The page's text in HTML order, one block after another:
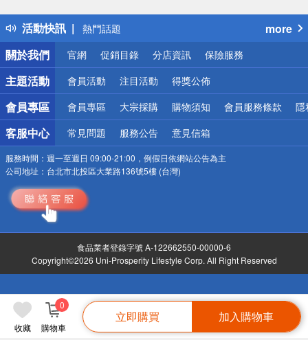
收藏 購物車
0
立即購買 加入購物車
活動快訊
得獎公告
熱門話題
銀行優惠
偏遠地區配送
詐騙網頁！請小心！
more
關於我們
官網 促銷目錄 分店資訊 保險服務
主題活動 會員活動 注目活動 得獎公佈
會員專區 會員專區 大宗採購 購物須知 會員服務條款 隱
客服中心 常見問題 服務公告 意見信箱
服務時間： 週一至週日 09:00-21:00，例假日依網站公告為主
公司地址： 台北市北投區大業路136號5樓 (台灣)
食品業者登錄字號 A-122662550-00000-6
Copyright©2026 Uni-Prosperity Lifestyle Corp. All Right Reserved